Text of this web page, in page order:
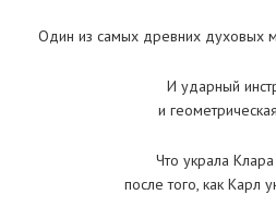
Один из самых древних духовых
И ударный
и
Что украла
после того, как Карл